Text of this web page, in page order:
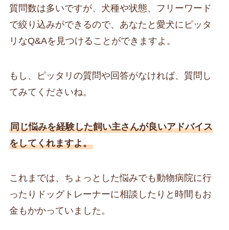
質問数は多いですが、犬種や状態、フリーワード
で絞り込みができるので、あなたと愛犬にピッタ
リなQ&Aを見つけることができますよ。
もし、ピッタリの質問や回答がなければ、質問し
てみてくださいね。
同じ悩みを経験した飼い主さんが良いアドバイス
をしてくれますよ。
これまでは、ちょっとした悩みでも動物病院に行
ったりドッグトレーナーに相談したりと時間もお
金もかかっていました。